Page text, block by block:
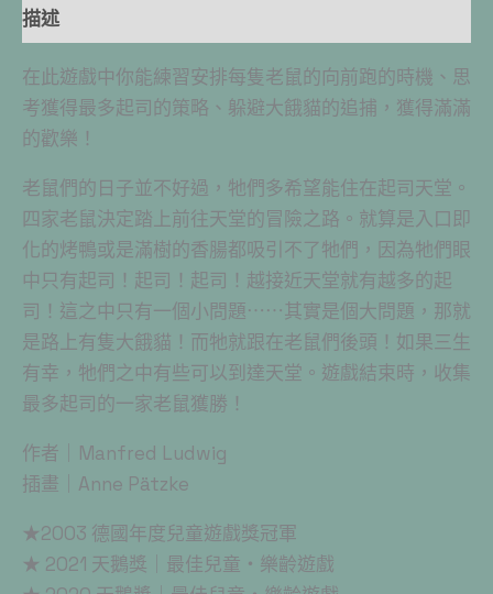
描述
在此遊戲中你能練習安排每隻老鼠的向前跑的時機、思
考獲得最多起司的策略、躲避大餓貓的追捕，獲得滿滿
的歡樂！
老鼠們的日子並不好過，牠們多希望能住在起司天堂。
四家老鼠決定踏上前往天堂的冒險之路。就算是入口即
化的烤鴨或是滿樹的香腸都吸引不了牠們，因為牠們眼
中只有起司！起司！起司！越接近天堂就有越多的起
司！這之中只有一個小問題⋯⋯其實是個大問題，那就
是路上有隻大餓貓！而牠就跟在老鼠們後頭！如果三生
有幸，牠們之中有些可以到達天堂。遊戲結束時，收集
最多起司的一家老鼠獲勝！
作者｜Manfred Ludwig
插畫｜Anne Pätzke
★2003 德國年度兒童遊戲獎冠軍
★ 2021 天鵝獎｜最佳兒童・樂齡遊戲